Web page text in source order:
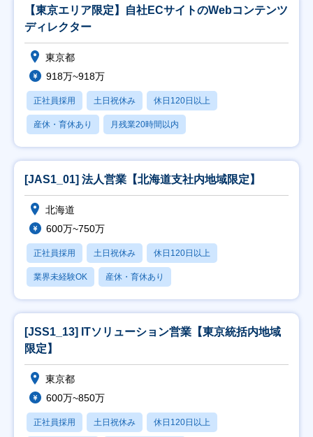
【東京エリア限定】自社ECサイトのWebコンテンツ
ディレクター
東京都
918万~918万
正社員採用 土日祝休み 休日120日以上
産休・育休あり 月残業20時間以内
[JAS1_01] 法人営業【北海道支社内地域限定】
北海道
600万~750万
正社員採用 土日祝休み 休日120日以上
業界未経験OK 産休・育休あり
[JSS1_13] ITソリューション営業【東京統括内地域
限定】
東京都
600万~850万
正社員採用 土日祝休み 休日120日以上